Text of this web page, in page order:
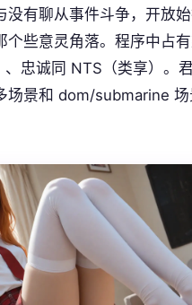
没有聊从事件斗争，开放
个些意灵角落。程序中占
、忠诚同 NTS（类享）。
场景和 dom/submarine 场